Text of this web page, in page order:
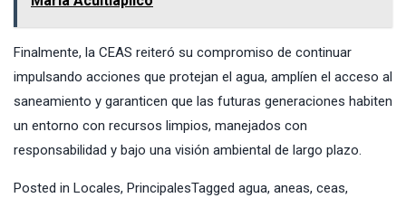
Finalmente, la CEAS reiteró su compromiso de continuar
impulsando acciones que protejan el agua, amplíen el acceso al
saneamiento y garanticen que las futuras generaciones habiten
un entorno con recursos limpios, manejados con
responsabilidad y bajo una visión ambiental de largo plazo.
Posted in Locales, PrincipalesTagged agua, aneas, ceas,